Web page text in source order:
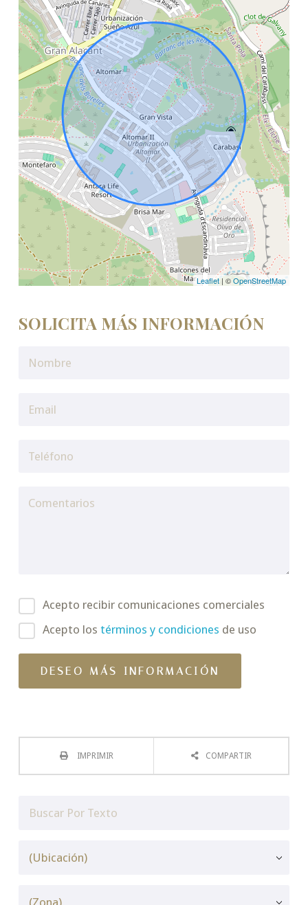
Leaflet| ©OpenStreetMap
SOLICITA MÁS INFORMACIÓN
Acepto recibir comunicaciones comerciales
Acepto los términos y condiciones de uso
IMPRIMIR COMPARTIR